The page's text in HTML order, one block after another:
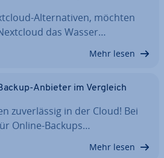
Al­ter­na­ti­ven, möchten
das Wasser…
Mehr lesen
Anbieter im Vergleich
zu­ver­läs­sig in der Cloud! Bei
Online-Backups…
Mehr lesen